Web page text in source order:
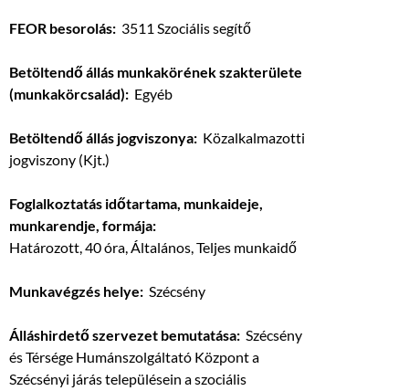
FEOR besorolás: 3511 Szociális segítő
Betöltendő állás munkakörének szakterülete
(munkakörcsalád): Egyéb
Betöltendő állás jogviszonya: Közalkalmazotti
jogviszony (Kjt.)
Foglalkoztatás időtartama, munkaideje,
munkarendje, formája:
Határozott, 40 óra, Általános, Teljes munkaidő
Munkavégzés helye: Szécsény
Álláshirdető szervezet bemutatása: Szécsény
és Térsége Humánszolgáltató Központ a
Szécsényi járás településein a szociális